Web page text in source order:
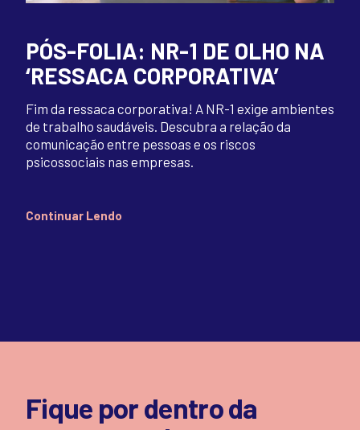
PÓS-FOLIA: NR-1 DE OLHO NA
‘RESSACA CORPORATIVA’
Fim da ressaca corporativa! A NR-1 exige ambientes
de trabalho saudáveis. Descubra a relação da
comunicação entre pessoas e os riscos
psicossociais nas empresas.
Continuar Lendo
Fique por dentro da